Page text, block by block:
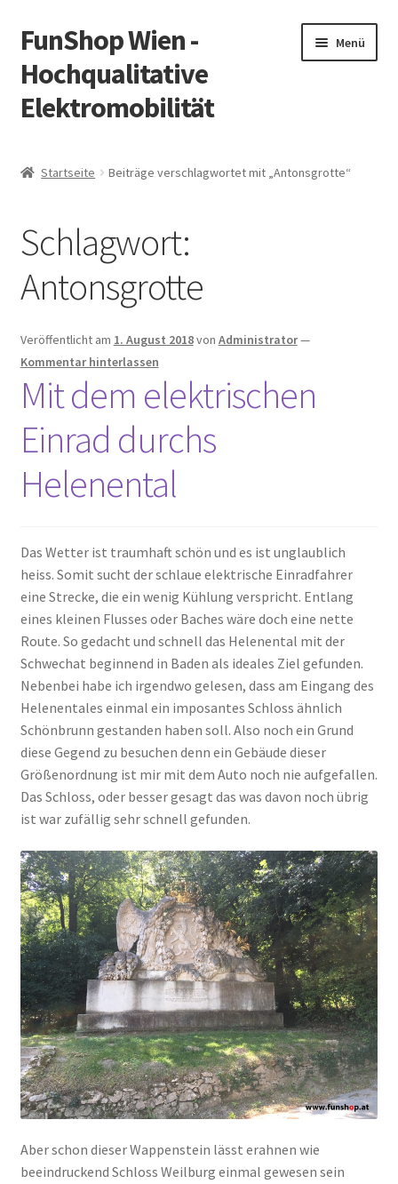
Zur
Navigation
springen
Zum
Inhalt
springen
FunShop Wien -
Hochqualitative
Elektromobilität
Menü
öffnen
Vorsicht Internetbetrug
Über FunShop
Impressum
Zum Onlineshop in der Web Version
Startseite Beiträge verschlagwortet mit „Antonsgrotte“
Schlagwort:
Antonsgrotte
Veröffentlicht am 1. August 2018von Administrator—
Kommentar hinterlassen
Mit dem elektrischen
Einrad durchs
Helenental
Das Wetter ist traumhaft schön und es ist unglaublich
heiss. Somit sucht der schlaue elektrische Einradfahrer
eine Strecke, die ein wenig Kühlung verspricht. Entlang
eines kleinen Flusses oder Baches wäre doch eine nette
Route. So gedacht und schnell das Helenental mit der
Schwechat beginnend in Baden als ideales Ziel gefunden.
Nebenbei habe ich irgendwo gelesen, dass am Eingang des
Helenentales einmal ein imposantes Schloss ähnlich
Schönbrunn gestanden haben soll. Also noch ein Grund
diese Gegend zu besuchen denn ein Gebäude dieser
Größenordnung ist mir mit dem Auto noch nie aufgefallen.
Das Schloss, oder besser gesagt das was davon noch übrig
ist war zufällig sehr schnell gefunden.
Aber schon dieser Wappenstein lässt erahnen wie
beeindruckend Schloss Weilburg einmal gewesen sein